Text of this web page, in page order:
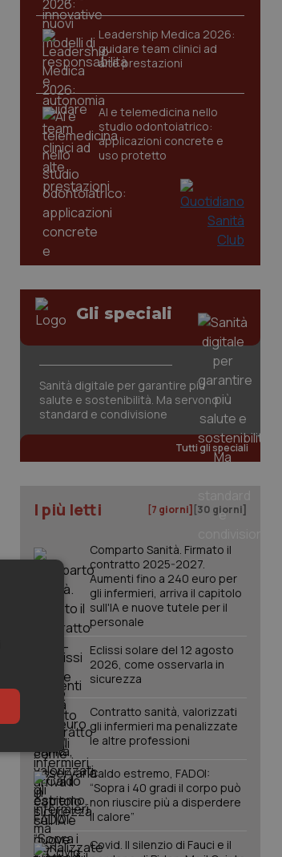
Leadership Medica 2026:
guidare team clinici ad
alte prestazioni
AI e telemedicina nello
studio odontoiatrico:
applicazioni concrete e
uso protetto
Gli speciali
Sanità digitale per garantire più
salute e sostenibilità. Ma servono
standard e condivisione
Tutti gli speciali
I più letti [7 giorni] [30 giorni]
Comparto Sanità. Firmato il
contratto 2025-2027.
Aumenti fino a 240 euro per
gli infermieri, arriva il capitolo
sull'IA e nuove tutele per il
personale
Eclissi solare del 12 agosto
2026, come osservarla in
sicurezza
Contratto sanità, valorizzati
gli infermieri ma penalizzate
le altre professioni
Caldo estremo, FADOI:
“Sopra i 40 gradi il corpo può
non riuscire più a disperdere
il calore”
Covid. Il silenzio di Fauci e il